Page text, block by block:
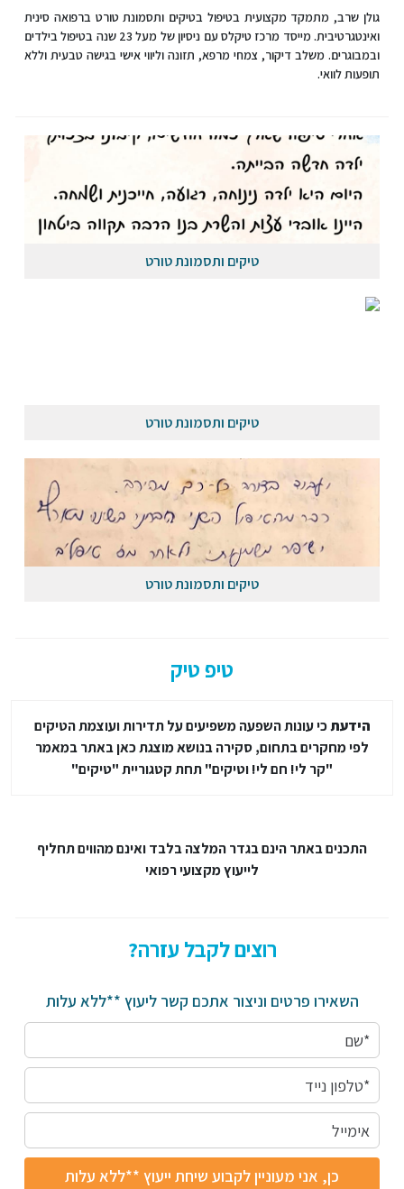
גולן שרב, מתמקד מקצועית בטיפול בטיקים ותסמונת טורט ברפואה סינית
ואינטגרטיבית. מייסד מרכז טיקלס עם ניסיון של מעל 23 שנה בטיפול בילדים
ובמבוגרים. משלב דיקור, צמחי מרפא, תזונה וליווי אישי בגישה טבעית וללא
תופעות לוואי.
טיקים ותסמונת טורט
טיקים ותסמונת טורט
טיקים ותסמונת טורט
טיפ טיק
הידעתכי עונות השפעה משפיעים על תדירות ועוצמת הטיקים
לפי מחקרים בתחום, סקירה בנושא מוצגת כאן באתר במאמר
"קר לי! חם לי! וטיקים" תחת קטגוריית "טיקים"
התכנים באתר הינם בגדר המלצה בלבד ואינם מהווים תחליף
לייעוץ מקצועי רפואי
רוצים לקבל עזרה?
השאירו פרטים וניצור אתכם קשר ליעוץ **ללא עלות